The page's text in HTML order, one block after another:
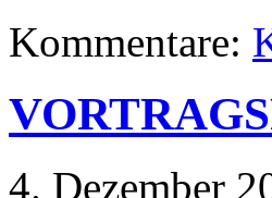
Kommentare:
4. Dezember